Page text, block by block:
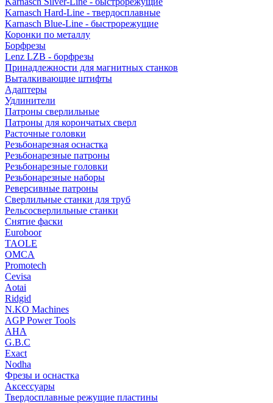
Karnasch Hard-Line - твердосплавные
Karnasch Blue-Line - быстрорежущие
Коронки по металлу
Борфрезы
Lenz LZB - борфрезы
Принадлежности для магнитных станков
Выталкивающие штифты
Адаптеры
Удлинители
Патроны сверлильные
Патроны для корончатых сверл
Расточные головки
Резьбонарезная оснастка
Резьбонарезные патроны
Резьбонарезные головки
Резьбонарезные наборы
Реверсивные патроны
Сверлильные станки для труб
Рельсосверлильные станки
Снятие фаски
Euroboor
TAOLE
OMCA
Promotech
Cevisa
Aotai
Ridgid
N.KO Machines
AGP Power Tools
AHA
G.B.C
Exact
Nodha
Фрезы и оснастка
Аксессуары
Твердосплавные режущие пластины